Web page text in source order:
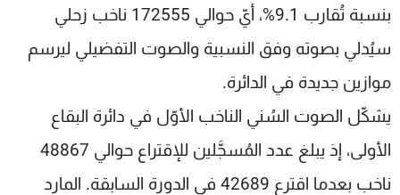
بنسبة تُقارب 9.1%، أيّ حوالي 172555 ناخب زحلي
سيُدلي بصوته وفق النسبية والصوت التفضيلي ليرسم
موازين جديدة في الدائرة.
يشكّل الصوت السُني الناخب الأوّل في دائرة البقاع
الأولى، إذ يبلغ عدد المُسجَّلين للإقتراع حوالي 48867
ناخب بعدما اقترع 42689 في الدورة السابقة. المارد